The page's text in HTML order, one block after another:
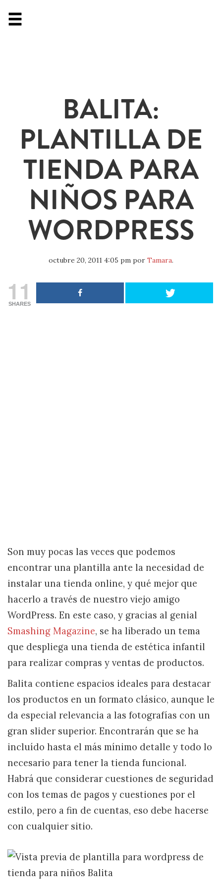
BALITA:
PLANTILLA DE
TIENDA PARA
NIÑOS PARA
WORDPRESS
octubre 20, 2011 4:05 pm por Tamara.
11
SHARES
Son muy pocas las veces que podemos
encontrar una plantilla ante la necesidad de
instalar una tienda online, y qué mejor que
hacerlo a través de nuestro viejo amigo
WordPress. En este caso, y gracias al genial
Smashing Magazine, se ha liberado un tema
que despliega una tienda de estética infantil
para realizar compras y ventas de productos.
Balita contiene espacios ideales para destacar
los productos en un formato clásico, aunque le
da especial relevancia a las fotografías con un
gran slider superior. Encontrarán que se ha
incluído hasta el más mínimo detalle y todo lo
necesario para tener la tienda funcional.
Habrá que considerar cuestiones de seguridad
con los temas de pagos y cuestiones por el
estilo, pero a fin de cuentas, eso debe hacerse
con cualquier sitio.